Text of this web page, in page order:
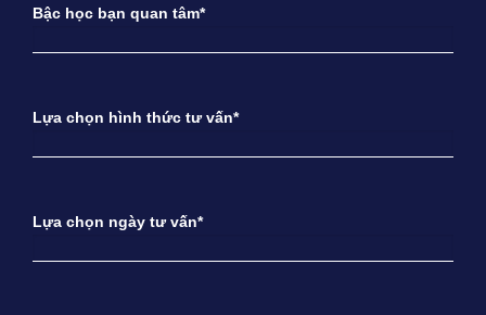
Bậc học bạn quan tâm*
Lựa chọn hình thức tư vấn*
Lựa chọn ngày tư vấn*